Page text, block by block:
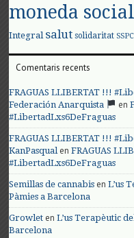
moneda social
Integral salut solidaritat SSPC
Comentaris recents
FRAGUAS LLIBERTAT !!!
Federación Anarquista
en
#LibertadLxs6DeFraguas
FRAGUAS LLIBERTAT !!!
KanPasqualenFRAGUAS
#LibertadLxs6DeFraguas
Semillas de cannabis enL’us
Pàmies a Barcelona
Growlet enL’us Terapèutic
Barcelona